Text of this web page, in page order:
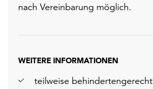
nach Vereinbarung möglich.
WEITERE INFORMATIONEN
teilweise behindertengerecht